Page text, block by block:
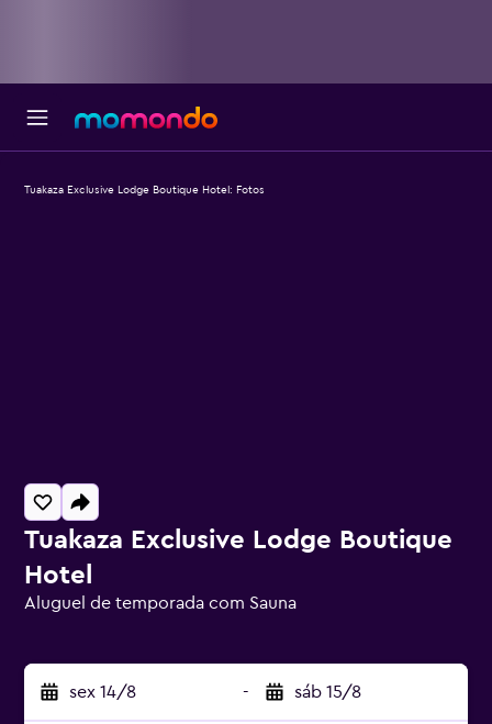
Tuakaza Exclusive Lodge Boutique
Hotel
Aluguel de temporada com Sauna
sex 14/8 - sáb 15/8
Tuakaza Exclusive Lodge Boutique Hotel: Fotos